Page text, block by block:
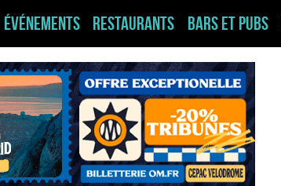
Événements Restaurants Bars et pubs